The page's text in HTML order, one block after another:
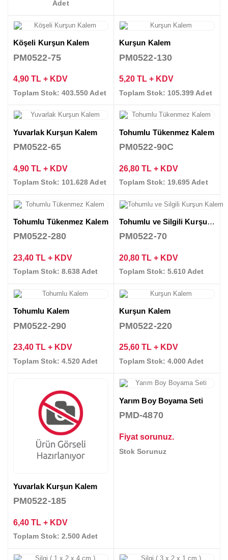
Adet
Köşeli Kurşun Kalem
PM0522-75
4,90 TL + KDV
Toplam Stok: 403.550 Adet
Kurşun Kalem
PM0522-130
5,20 TL + KDV
Toplam Stok: 105.399 Adet
Yuvarlak Kurşun Kalem
PM0522-65
4,90 TL + KDV
Toplam Stok: 101.628 Adet
Tohumlu Tükenmez Kalem
PM0522-90C
26,80 TL + KDV
Toplam Stok: 19.695 Adet
Tohumlu Tükenmez Kalem
PM0522-280
23,40 TL + KDV
Toplam Stok: 8.638 Adet
Tohumlu ve Silgili Kurşun Kalem
PM0522-70
20,80 TL + KDV
Toplam Stok: 5.610 Adet
Tohumlu Kalem
PM0522-290
23,40 TL + KDV
Toplam Stok: 4.520 Adet
Kurşun Kalem
PM0522-220
25,60 TL + KDV
Toplam Stok: 4.000 Adet
Yuvarlak Kurşun Kalem
PM0522-185
6,40 TL + KDV
Toplam Stok: 2.500 Adet
Yarım Boy Boyama Seti
PMD-4870
Fiyat sorunuz.
Stok Sorunuz